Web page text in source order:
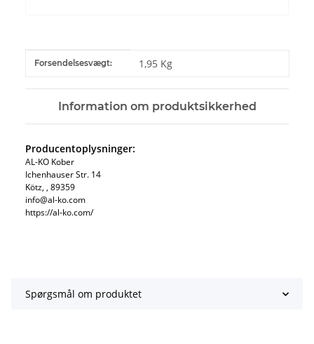
#productDetails.itemInformation#
#productDetails.itemValue#
Forsendelsesvægt: 1,95 Kg
Information om produktsikkerhed
Producentoplysninger:
AL-KO Kober
Ichenhauser Str. 14
Kötz, , 89359
info@al-ko.com
https://al-ko.com/
Spørgsmål om produktet